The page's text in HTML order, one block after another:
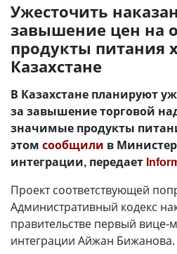
Ужесточить
завышение цен на
продукты питания
Казахстане
В Казахстане планируют
за завышение торговой
значимые продукты
этом сообщили в
интеграции, передает
Проект соответствующей
Административный кодекс
правительстве первый вице-
интеграции Айжан Бижанова.